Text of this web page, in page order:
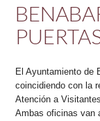
El Ayuntamiento de
coincidiendo con la
Atención a
Ambas oficinas van